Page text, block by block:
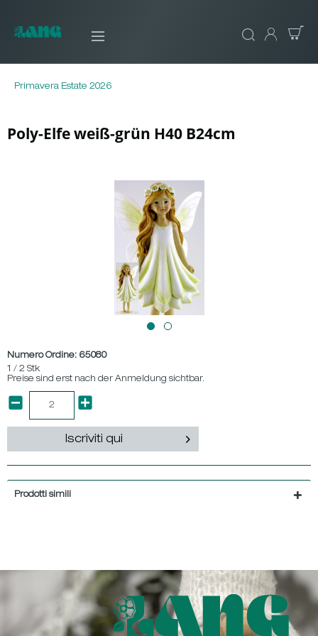
Primavera Estate 2026
Poly-Elfe weiß-grün H40 B24cm
Numero Ordine: 65080
1 / 2 Stk
Preise sind erst nach der Anmeldung sichtbar.
Iscriviti qui
Prodotti simili